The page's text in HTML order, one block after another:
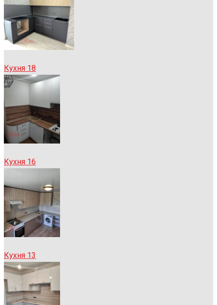
Кухня 18
Кухня 16
Кухня 13